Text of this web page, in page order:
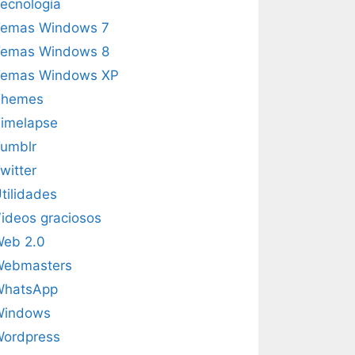
Windows 7
Windows 8
Windows XP
graciosos
2.0